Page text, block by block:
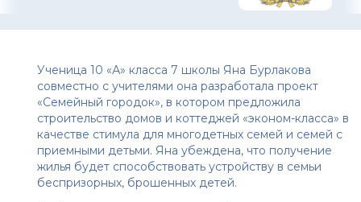
Ученица 10 «А» класса 7 школы Яна Бурлакова
совместно с учителями она разработала проект
«Семейный городок», в котором предложила
строительство домов и коттеджей «эконом-класса» в
качестве стимула для многодетных семей и семей с
приемными детьми. Яна убеждена, что получение
жилья будет способствовать устройству в семьи
беспризорных, брошенных детей.